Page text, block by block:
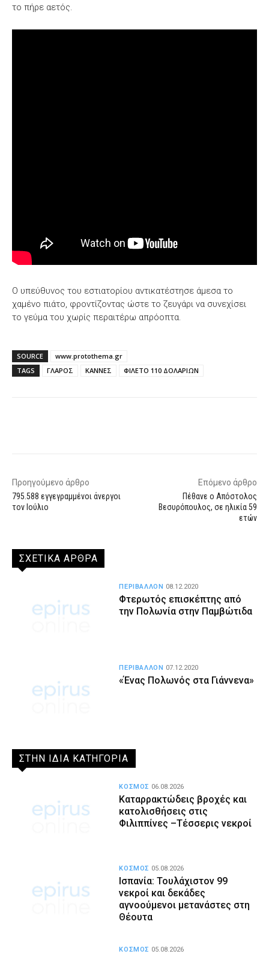
το πήρε αετός.
Ο υπεύθυνος του εστιατορίου αντικατέστησε άμεσα το
χαμένο πιάτο, φροντίζοντας ώστε το ζευγάρι να συνεχίσει
το γεύμα του χωρίς περαιτέρω απρόοπτα.
SOURCE
www.protothema.gr
TAGS
ΓΛΑΡΟΣ ΚΑΝΝΕΣ ΦΙΛΕΤΟ 110 ΔΟΛΑΡΙΩΝ
Προηγούμενο άρθρο
795.588 εγγεγραμμένοι άνεργοι
τον Ιούλιο
Επόμενο άρθρο
Πέθανε ο Απόστολος
Βεσυρόπουλος, σε ηλικία 59
ετών
ΣΧΕΤΙΚΑ ΑΡΘΡΑ
Φτερωτός επισκέπτης από
την Πολωνία στην Παμβώτιδα
ΠΕΡΙΒΑΛΛΟΝ 08.12.2020
«Ένας Πολωνός στα Γιάννενα»
ΠΕΡΙΒΑΛΛΟΝ 07.12.2020
ΣΤΗΝ ΙΔΙΑ ΚΑΤΗΓΟΡΙΑ
Καταρρακτώδεις βροχές και
κατολισθήσεις στις
Φιλιππίνες –Τέσσερις νεκροί
ΚΟΣΜΟΣ 06.08.2026
Ισπανία: Τουλάχιστον 99
νεκροί και δεκάδες
αγνοούμενοι μετανάστες στη
Θέουτα
ΚΟΣΜΟΣ 05.08.2026
ΚΟΣΜΟΣ 05.08.2026